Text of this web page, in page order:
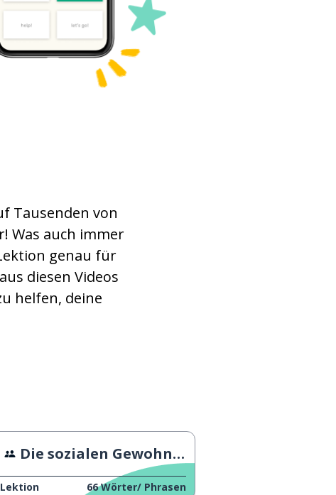
Tausenden von
Was auch immer
genau für
diesen Videos
helfen, deine
Die sozialen Gewohnheiten der Spanier.
Lektion 66 Wörter/ Phrasen